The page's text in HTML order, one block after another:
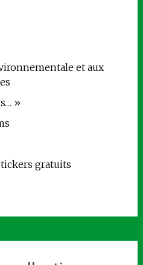
et aux
»
gratuits